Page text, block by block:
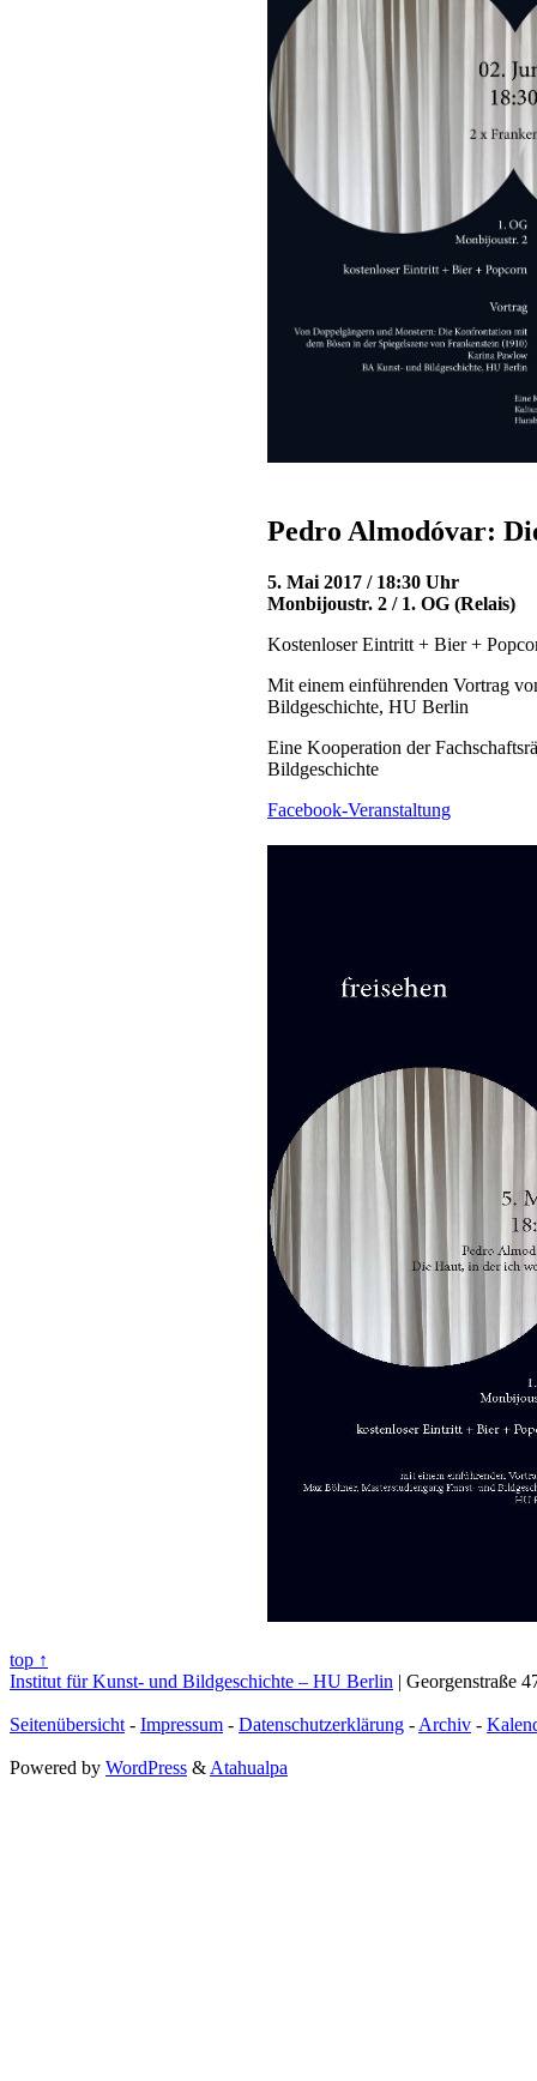
Pedro Almodóvar:
5. Mai 2017 / 18:30 Uhr
Monbijoustr. 2 / 1. OG (Relais)
Kostenloser Eintritt + Bier +
Mit einem einführenden Vortrag
Bildgeschichte, HU Berlin
Eine Kooperation der
Bildgeschichte
Facebook-Veranstaltung
top ↑
Institut für Kunst- und Bildgeschichte – HU Berlin | Georgenstraße
Seitenübersicht - Impressum - Datenschutzerklärung - Archiv -
Powered by WordPress & Atahualpa